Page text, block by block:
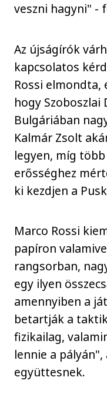
veszni hagyni" -
Az újságírók
kapcsolatos
Rossi
hogy Szoboszlai
Bulgáriában
Kalmár Zsolt
legyen, míg
erősséghez
ki kezdjen a
Marco Rossi
papíron
rangsorban,
egy ilyen
amennyiben a
betartják a
fizikailag,
lennie a
együttesnek.